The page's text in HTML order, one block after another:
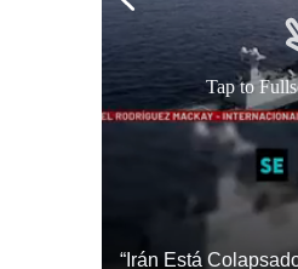
Preguntas